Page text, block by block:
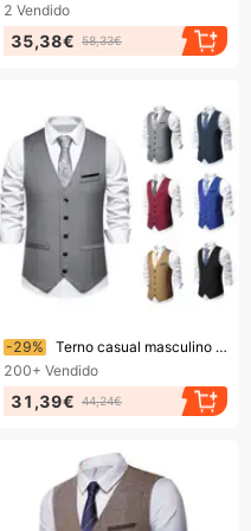
2 Vendido
35,38€ 58,33€
Terminando em breve!
-29%
Terno casual masculino colete único breasted 2024 verão nova moda tamanho europeu
200+ Vendido
31,39€ 44,24€